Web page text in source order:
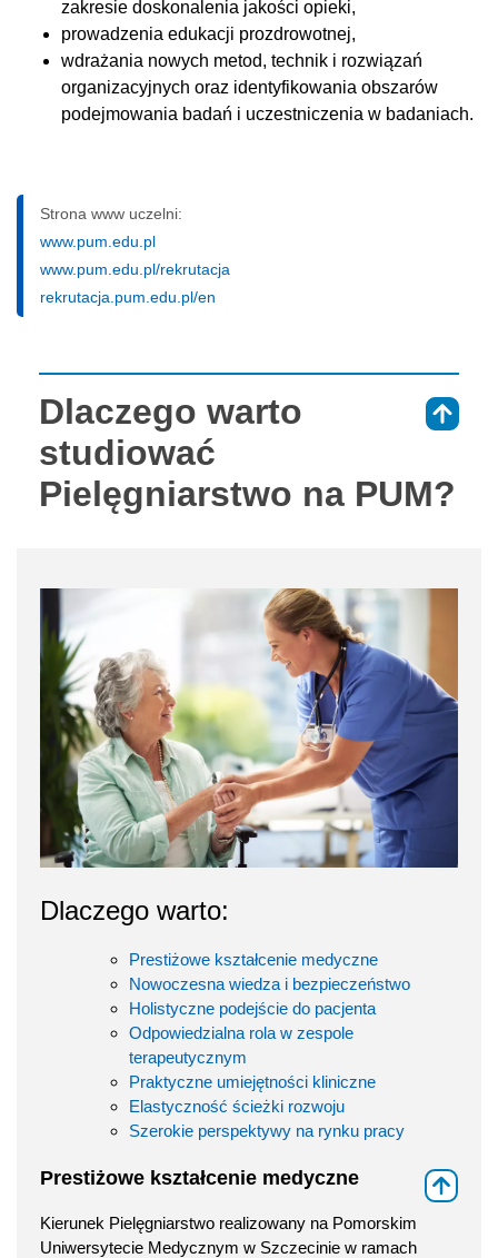
zakresie doskonalenia jakości opieki,
prowadzenia edukacji prozdrowotnej,
wdrażania nowych metod, technik i rozwiązań
organizacyjnych oraz identyfikowania obszarów
podejmowania badań i uczestniczenia w badaniach.
Strona www uczelni:
www.pum.edu.pl
www.pum.edu.pl/rekrutacja
rekrutacja.pum.edu.pl/en
Dlaczego warto
studiować
Pielęgniarstwo na PUM?
Dlaczego warto:
Prestiżowe kształcenie medyczne
Nowoczesna wiedza i bezpieczeństwo
Holistyczne podejście do pacjenta
Odpowiedzialna rola w zespole
terapeutycznym
Praktyczne umiejętności kliniczne
Elastyczność ścieżki rozwoju
Szerokie perspektywy na rynku pracy
Prestiżowe kształcenie medyczne
Kierunek Pielęgniarstwo realizowany na Pomorskim
Uniwersytecie Medycznym w Szczecinie w ramach